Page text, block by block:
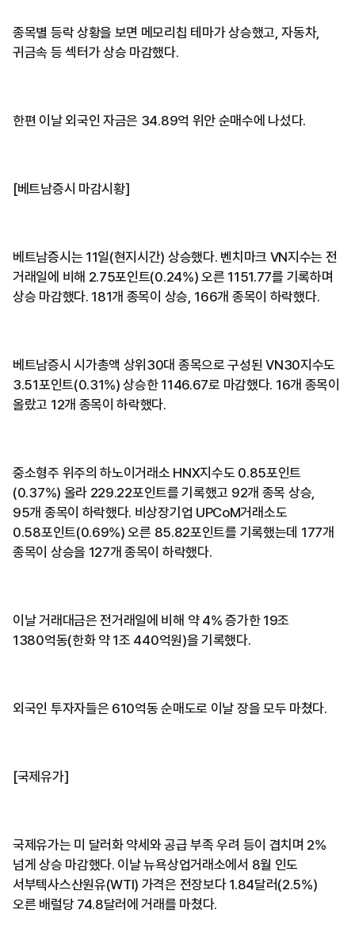
종목별 등락 상황을 보면 메모리칩 테마가 상승했고, 자동차,
귀금속 등 섹터가 상승 마감했다.
한편 이날 외국인 자금은 34.89억 위안 순매수에 나섰다.
[베트남증시 마감시황]
베트남증시는 11일(현지시간) 상승했다. 벤치마크 VN지수는 전
거래일에 비해 2.75포인트(0.24%) 오른 1151.77를 기록하며
상승 마감했다. 181개 종목이 상승, 166개 종목이 하락했다.
베트남증시 시가총액 상위30대 종목으로 구성된 VN30지수도
3.51포인트(0.31%) 상승한 1146.67로 마감했다. 16개 종목이
올랐고 12개 종목이 하락했다.
중소형주 위주의 하노이거래소 HNX지수도 0.85포인트
(0.37%) 올라 229.22포인트를 기록했고 92개 종목 상승,
95개 종목이 하락했다. 비상장기업 UPCoM거래소도
0.58포인트(0.69%) 오른 85.82포인트를 기록했는데 177개
종목이 상승을 127개 종목이 하락했다.
이날 거래대금은 전거래일에 비해 약 4% 증가한 19조
1380억동(한화 약 1조 440억원)을 기록했다.
외국인 투자자들은 610억동 순매도로 이날 장을 모두 마쳤다.
[국제유가]
국제유가는 미 달러화 약세와 공급 부족 우려 등이 겹치며 2%
넘게 상승 마감했다. 이날 뉴욕상업거래소에서 8월 인도
서부텍사스산원유(WTI) 가격은 전장보다 1.84달러(2.5%)
오른 배럴당 74.8달러에 거래를 마쳤다.